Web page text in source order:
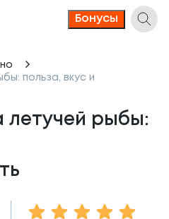
Бонусы
польза, вкус и
летучей рыбы: